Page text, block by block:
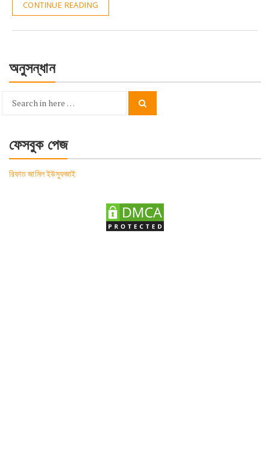
CONTINUE READING
অনুসন্ধান
Search
ফেসবুক পেজ
রিফাত জামিল ইউসুফজাই